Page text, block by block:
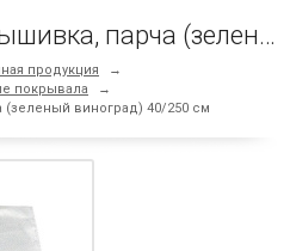
Рушник на икону, вышивка, парча (зеленый виноград) 40/250 см
продукция
→
покрывала
→
виноград) 40/250 см